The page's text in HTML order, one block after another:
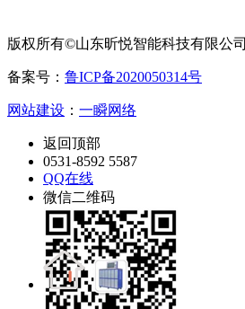
版权所有©山东昕悦智能科技有限公司
备案号： 鲁ICP备2020050314号
网站建设 ： 一瞬网络
返回顶部
0531-8592 5587
QQ在线
微信二维码